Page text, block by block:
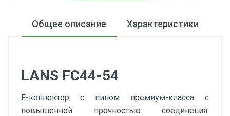
Общее описание Характеристики
LANS FС44-54
F-коннектор с пином премиум-класса с
повышенной прочностью соединения.